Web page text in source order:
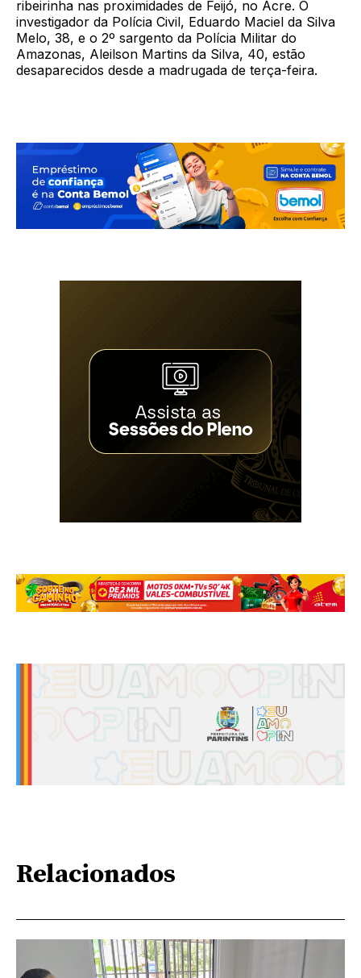
ribeirinha nas proximidades de Feijó, no Acre. O
investigador da Polícia Civil, Eduardo Maciel da Silva
Melo, 38, e o 2º sargento da Polícia Militar do
Amazonas, Aleilson Martins da Silva, 40, estão
desaparecidos desde a madrugada de terça-feira.
Relacionados